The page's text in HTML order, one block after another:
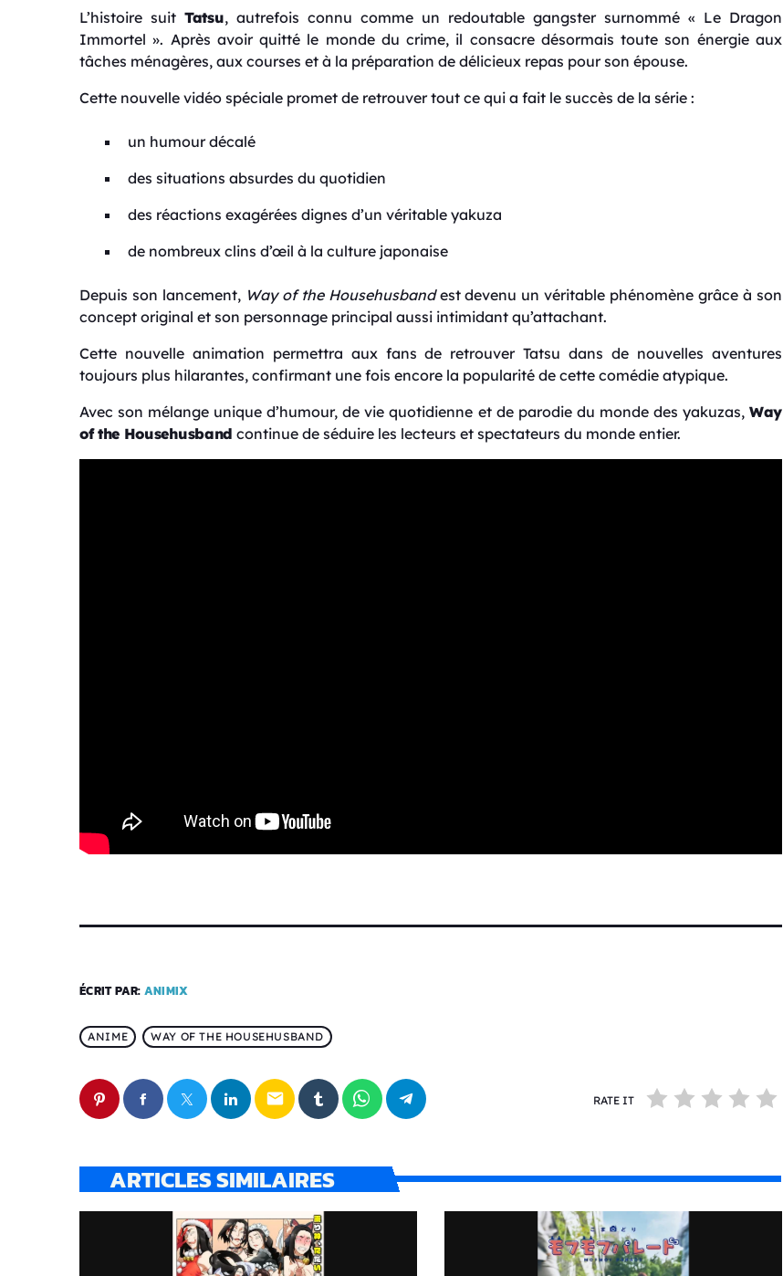
L’histoire suitTatsu, autrefois connu comme un redoutable gangster surnommé « Le Dragon
Immortel ». Après avoir quitté le monde du crime, il consacre désormais toute son énergie aux
tâches ménagères, aux courses et à la préparation de délicieux repas pour son épouse.
Cette nouvelle vidéo spéciale promet de retrouver tout ce qui a fait le succès de la série :
un humour décalé
des situations absurdes du quotidien
des réactions exagérées dignes d’un véritable yakuza
de nombreux clins d’œil à la culture japonaise
Depuis son lancement, Way of the Househusbandest devenu un véritable phénomène grâce à son
concept original et son personnage principal aussi intimidant qu’attachant.
Cette nouvelle animation permettra aux fans de retrouver Tatsu dans de nouvelles aventures
toujours plus hilarantes, confirmant une fois encore la popularité de cette comédie atypique.
Avec son mélange unique d’humour, de vie quotidienne et de parodie du monde des yakuzas, Way
of the Househusband continue de séduire les lecteurs et spectateurs du monde entier.
ÉCRIT PAR: ANIMIX
ANIME WAY OF THE HOUSEHUSBAND
email RATE IT
ARTICLES SIMILAIRES